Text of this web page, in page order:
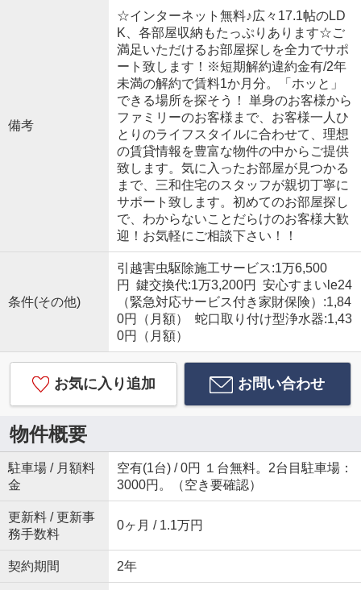
備考
☆インターネット無料♪広々17.1帖のLD
K、各部屋収納もたっぷりあります☆ご
満足いただけるお部屋探しを全力でサポ
ート致します！※短期解約違約金有/2年
未満の解約で賃料1か月分。「ホッと」
できる場所を探そう！ 単身のお客様から
ファミリーのお客様まで、お客様一人ひ
とりのライフスタイルに合わせて、理想
の賃貸情報を豊富な物件の中からご提供
致します。気に入ったお部屋が見つかる
まで、三和住宅のスタッフが親切丁寧に
サポート致します。初めてのお部屋探し
で、わからないことだらけのお客様大歓
迎！お気軽にご相談下さい！！
条件(その他)
引越害虫駆除施工サービス:1万6,500
円 鍵交換代:1万3,200円 安心すまいle24
（緊急対応サービス付き家財保険）:1,84
0円（月額） 蛇口取り付け型浄水器:1,43
0円（月額）
お気に入り追加 お問い合わせ
物件概要
駐車場 / 月額料
金
空有(1台) / 0円 １台無料。2台目駐車場：
3000円。（空き要確認）
更新料 / 更新事
務手数料
0ヶ月 / 1.1万円
契約期間 2年